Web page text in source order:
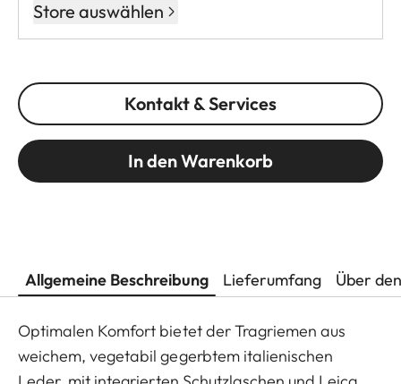
Store auswählen
Kontakt & Services
In den Warenkorb
Allgemeine Beschreibung Lieferumfang Über
Optimalen Komfort bietet der Tragriemen aus
weichem, vegetabil gegerbtem italienischen